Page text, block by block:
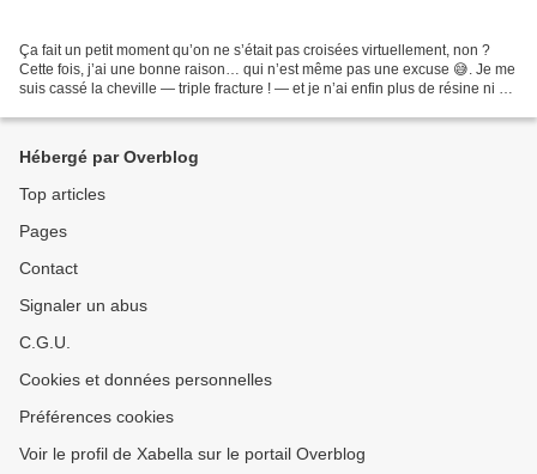
Ça fait un petit moment qu’on ne s’était pas croisées virtuellement, non ?
Cette fois, j’ai une bonne raison… qui n’est même pas une excuse 😅. Je me
suis cassé la cheville — triple fracture ! — et je n’ai enfin plus de résine ni de
Hébergé par Overblog
Top articles
Pages
Contact
Signaler un abus
C.G.U.
Cookies et données personnelles
Préférences cookies
Voir le profil de Xabella sur le portail Overblog